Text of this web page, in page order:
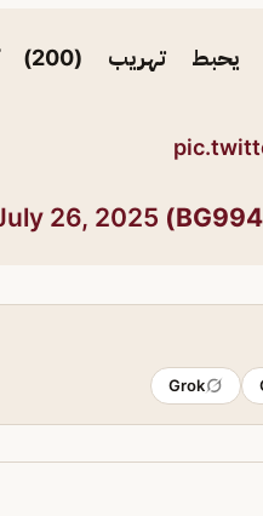
26, 2025
Grok